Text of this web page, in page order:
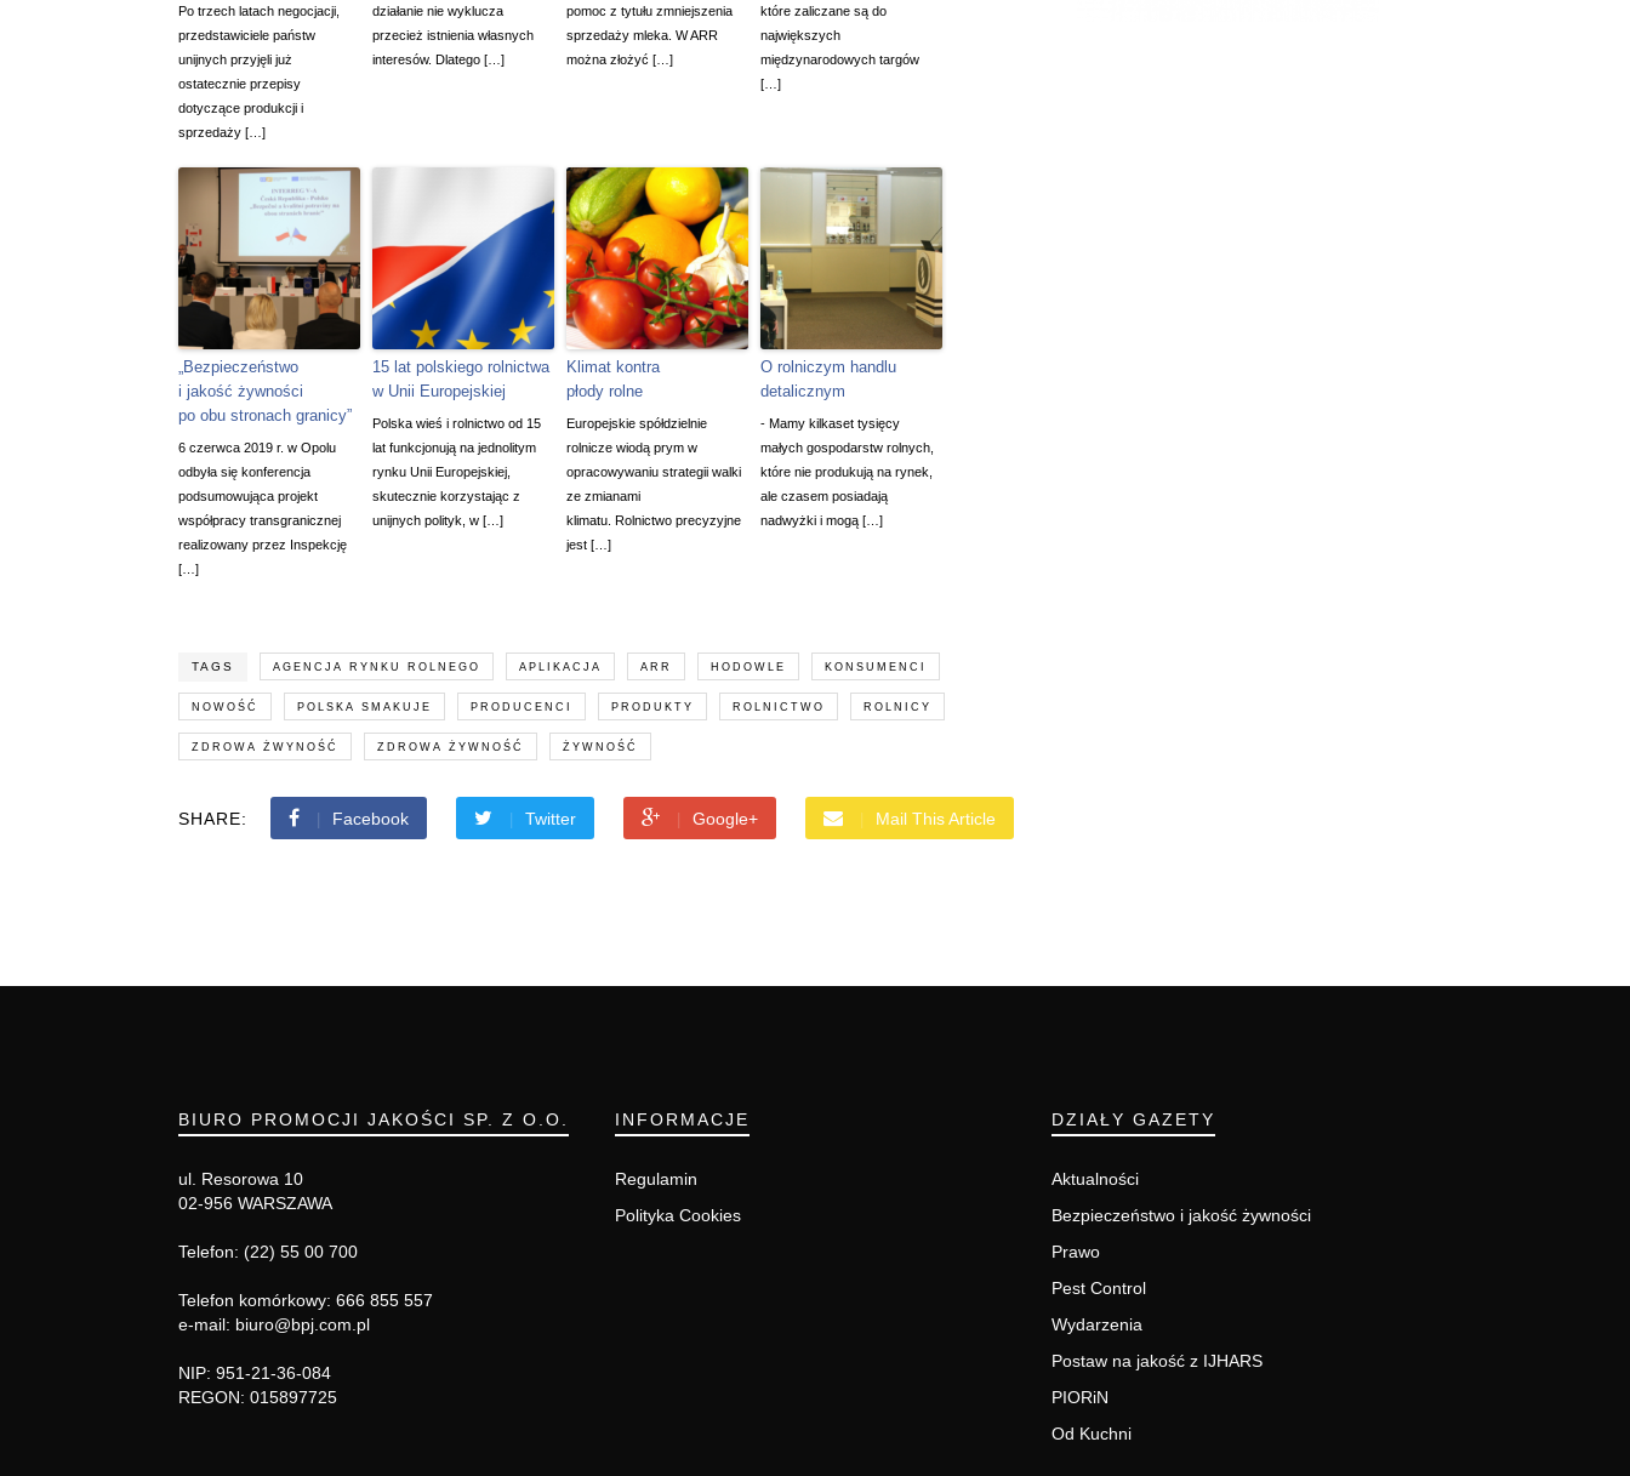
Po trzech latach negocjacji,
przedstawiciele państw
unijnych przyjęli już
ostatecznie przepisy
dotyczące produkcji i
sprzedaży […]
działanie nie wyklucza
przecież istnienia własnych
interesów. Dlatego […]
pomoc z tytułu zmniejszenia
sprzedaży mleka. W ARR
można złożyć […]
które zaliczane są do
największych
międzynarodowych targów
[…]
„Bezpieczeństwo
i jakość żywności
po obu stronach granicy”
6 czerwca 2019 r. w Opolu
odbyła się konferencja
podsumowująca projekt
współpracy transgranicznej
realizowany przez Inspekcję
[…]
15 lat polskiego rolnictwa
w Unii Europejskiej
Polska wieś i rolnictwo od 15
lat funkcjonują na jednolitym
rynku Unii Europejskiej,
skutecznie korzystając z
unijnych polityk, w […]
Klimat kontra
płody rolne
Europejskie spółdzielnie
rolnicze wiodą prym w
opracowywaniu strategii walki
ze zmianami
klimatu. Rolnictwo precyzyjne
jest […]
O rolniczym handlu
detalicznym
- Mamy kilkaset tysięcy
małych gospodarstw rolnych,
które nie produkują na rynek,
ale czasem posiadają
nadwyżki i mogą […]
TAGS AGENCJA RYNKU ROLNEGO APLIKACJA ARR HODOWLE KONSUMENCI
NOWOŚĆ POLSKA SMAKUJE PRODUCENCI PRODUKTY ROLNICTWO ROLNICY
ZDROWA ŻWYNOŚĆ ZDROWA ŻYWNOŚĆ ŻYWNOŚĆ
SHARE: Facebook Twitter Google+ Mail This Article
BIURO PROMOCJI JAKOŚCI SP. Z O.O.
ul. Resorowa 10
02-956 WARSZAWA
Telefon: (22) 55 00 700
Telefon komórkowy: 666 855 557
e-mail: biuro@bpj.com.pl
NIP: 951-21-36-084
REGON: 015897725
INFORMACJE
Regulamin
Polityka Cookies
DZIAŁY GAZETY
Aktualności
Bezpieczeństwo i jakość żywności
Prawo
Pest Control
Wydarzenia
Postaw na jakość z IJHARS
PIORiN
Od Kuchni